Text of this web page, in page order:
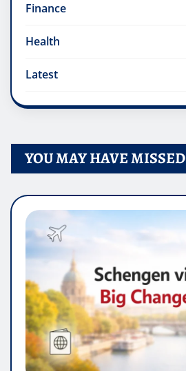
Finance
Health
Latest
YOU MAY HAVE MISSED